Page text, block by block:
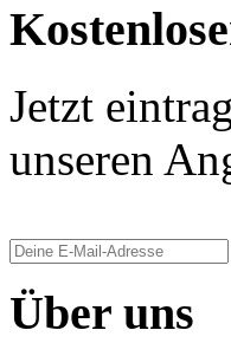
Jetzt
unseren
Über uns